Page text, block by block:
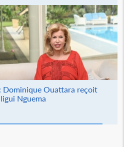
Dominique Ouattara reçoit
Nguema